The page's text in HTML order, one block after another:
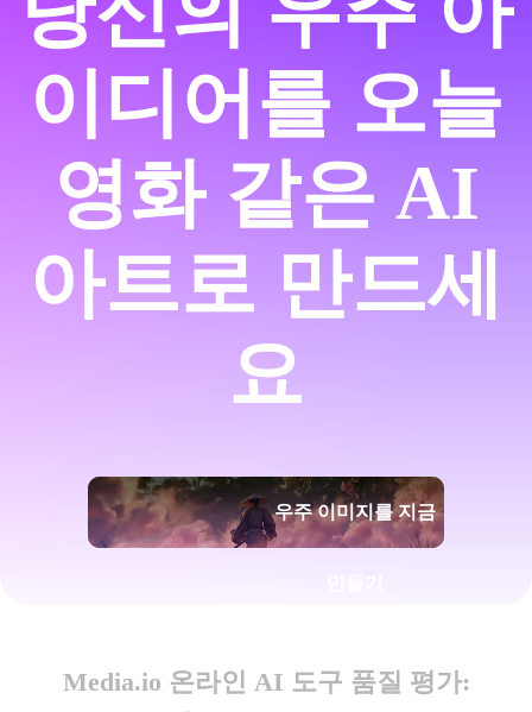
이디어를 오늘
영화 같은 AI
아트로 만드세
요
우주 이미지를 지금
Media.io 온라인 AI 도구 품질 평가: